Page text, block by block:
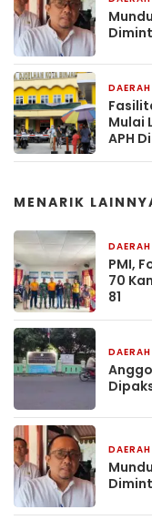
DAERAH
Mulai
APH
MENARIK
DAERAH
PMI,
70
81
DAERAH
DAERAH